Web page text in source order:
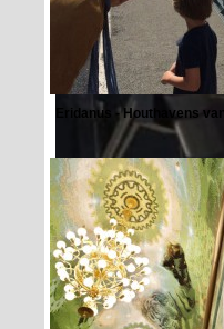
Fictionfactory.
Eridanus - Houthavens